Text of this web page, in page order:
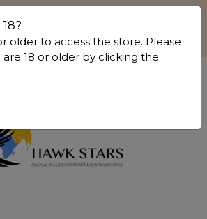
mais sobre o Projeto The Global
Stars em www.hawkstars.org
older to access the store. Please
18 or older by clicking the